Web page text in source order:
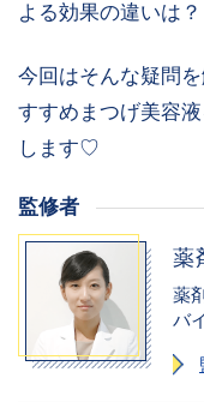
よる効果の違いは？
今回はそんな疑問
すすめまつげ美容
します♡
監修者
薬
薬
バ
詳